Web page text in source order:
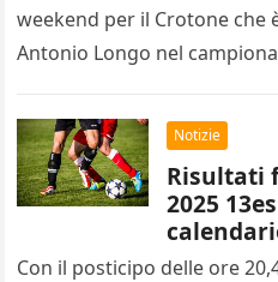
weekend per il Crotone che
Antonio Longo nel
Notizie
Risultati
2025
14esimo
Con il posticipo delle ore